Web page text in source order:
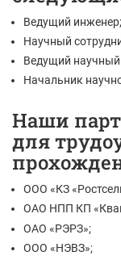
Ведущий инженер;
Научный
Ведущий научный
Начальник
Наши
для
ООО «КЗ
ОАО НПП КП
ОАО «РЭРЗ»;
ООО «НЭВЗ»;